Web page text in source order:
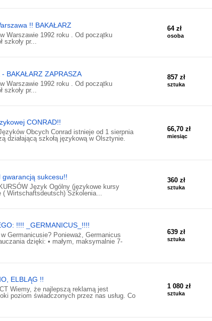
!! BAKAŁARZ
Warszawie 1992 roku . Od początku
szkoły pr...
64 zł
osoba
BAKAŁARZ ZAPRASZA
Warszawie 1992 roku . Od początku
szkoły pr...
857 zł
sztuka
CONRAD!!
Obcych Conrad istnieje od 1 sierpnia
działającą szkołą językową w Olsztynie.
66,70 zł
miesiąc
gwarancją sukcesu!!
Język Ogólny (językowe kursy
Wirtschaftsdeutsch) Szkolenia...
360 zł
sztuka
!!!! _GERMANICUS_!!!!
Germanicusie? Ponieważ, Germanicus
dzięki: • małym, maksymalnie 7-
639 zł
sztuka
ELBLĄG !!
Wiemy, że najlepszą reklamą jest
poziom świadczonych przez nas usług. Co
1 080 zł
sztuka